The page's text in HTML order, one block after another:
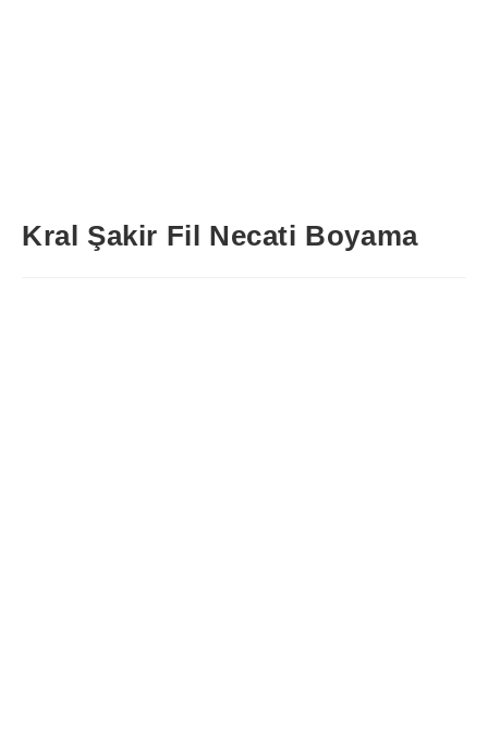
Kral Şakir Fil Necati Boyama